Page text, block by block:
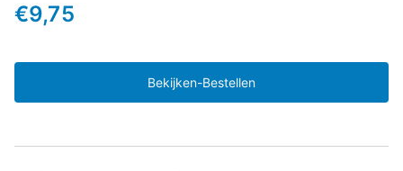
€9,75
Bekijken-Bestellen